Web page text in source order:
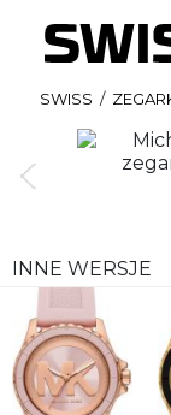
SWISS /
INNE WERSJE